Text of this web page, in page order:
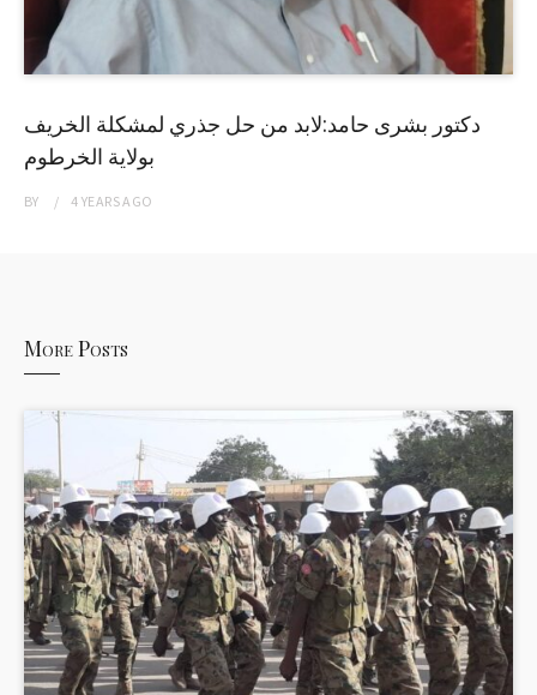
دكتور بشرى حامد:لابد من حل جذري لمشكلة الخريف
بولاية الخرطوم
BY 4 YEARSAGO
More Posts